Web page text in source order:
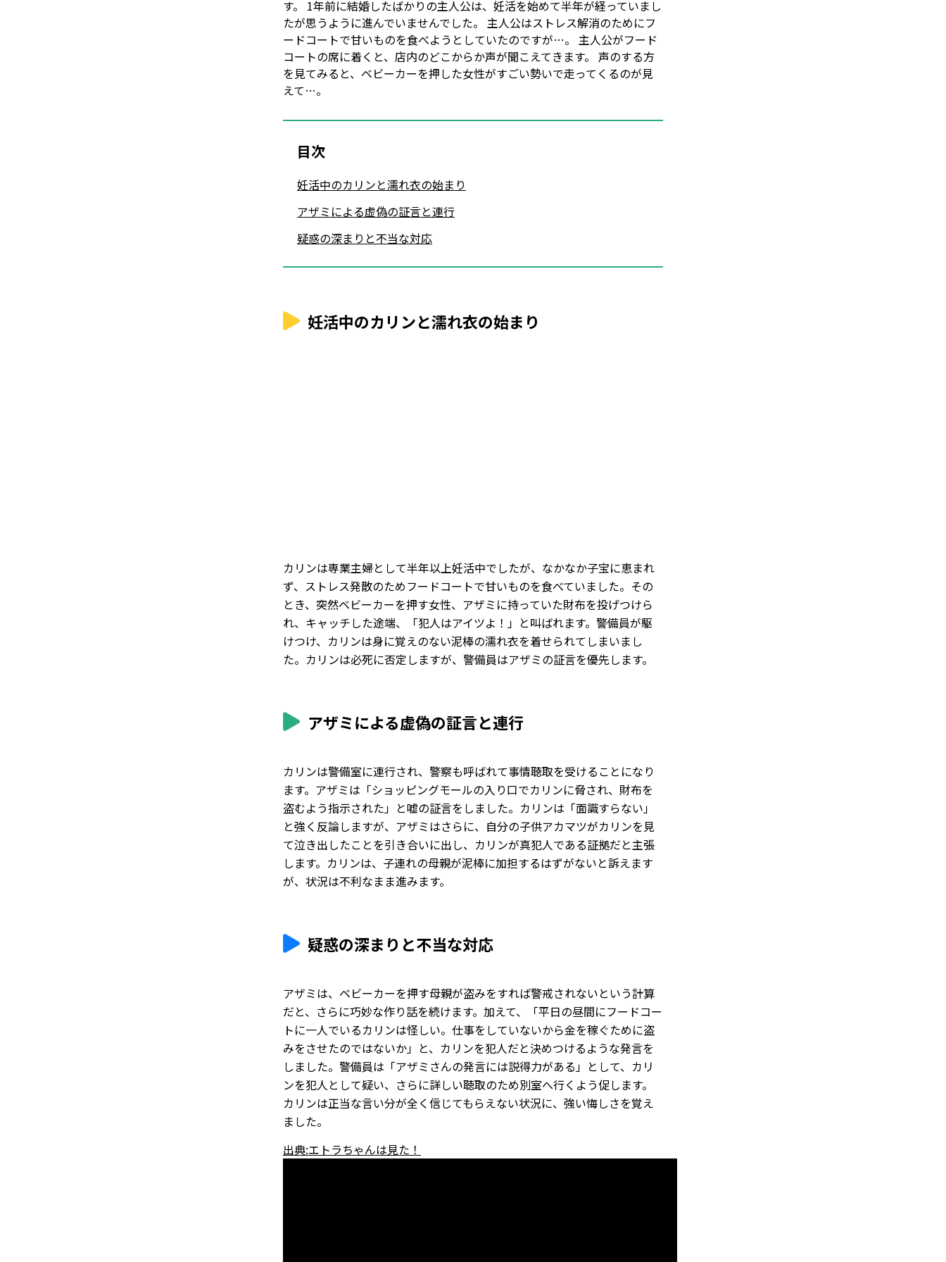
す。 1年前に結婚したばかりの主人公は、妊活を始めて半年が経っていまし
たが思うように進んでいませんでした。 主人公はストレス解消のためにフ
ードコートで甘いものを食べようとしていたのですが…。 主人公がフード
コートの席に着くと、店内のどこからか声が聞こえてきます。 声のする方
を見てみると、ベビーカーを押した女性がすごい勢いで走ってくるのが見
えて…。
目次
妊活中のカリンと濡れ衣の始まり
アザミによる虚偽の証言と連行
疑惑の深まりと不当な対応
妊活中のカリンと濡れ衣の始まり
カリンは専業主婦として半年以上妊活中でしたが、なかなか子宝に恵まれ
ず、ストレス発散のためフードコートで甘いものを食べていました。その
とき、突然ベビーカーを押す女性、アザミに持っていた財布を投げつけら
れ、キャッチした途端、「犯人はアイツよ！」と叫ばれます。警備員が駆
けつけ、カリンは身に覚えのない泥棒の濡れ衣を着せられてしまいまし
た。カリンは必死に否定しますが、警備員はアザミの証言を優先します。
アザミによる虚偽の証言と連行
カリンは警備室に連行され、警察も呼ばれて事情聴取を受けることになり
ます。アザミは「ショッピングモールの入り口でカリンに脅され、財布を
盗むよう指示された」と嘘の証言をしました。カリンは「面識すらない」
と強く反論しますが、アザミはさらに、自分の子供アカマツがカリンを見
て泣き出したことを引き合いに出し、カリンが真犯人である証拠だと主張
します。カリンは、子連れの母親が泥棒に加担するはずがないと訴えます
が、状況は不利なまま進みます。
疑惑の深まりと不当な対応
アザミは、ベビーカーを押す母親が盗みをすれば警戒されないという計算
だと、さらに巧妙な作り話を続けます。加えて、「平日の昼間にフードコー
トに一人でいるカリンは怪しい。仕事をしていないから金を稼ぐために盗
みをさせたのではないか」と、カリンを犯人だと決めつけるような発言を
しました。警備員は「アザミさんの発言には説得力がある」として、カリ
ンを犯人として疑い、さらに詳しい聴取のため別室へ行くよう促します。
カリンは正当な言い分が全く信じてもらえない状況に、強い悔しさを覚え
ました。
出典:エトラちゃんは見た！